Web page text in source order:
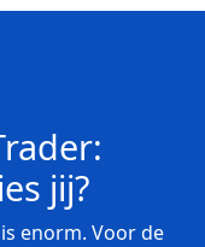
jij?
enorm. Voor de